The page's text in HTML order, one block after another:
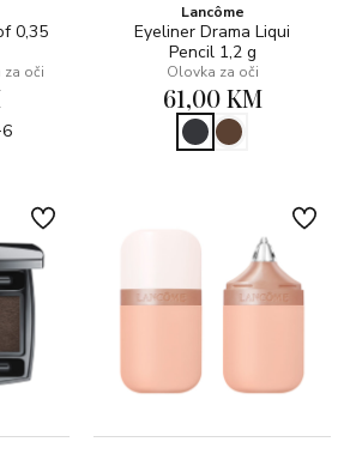
0,35
oči
Lancôme
Eyeliner Drama Liqui
Pencil 1,2 g
Olovka za oči
61,00 KM